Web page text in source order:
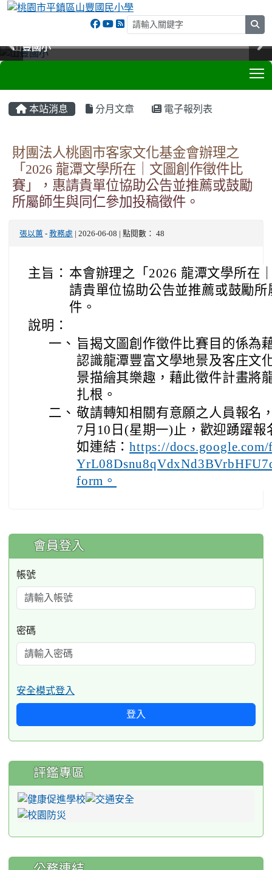
山豐國小
山豐國小
山豐國小
山豐國小
本站消息 分月文章 電子報列表
財團法人桃園市客家文化基金會辦理之
「2026 龍潭文學所在｜文圖創作徵件比
賽」，惠請貴單位協助公告並推薦或鼓勵
所屬師生與同仁參加投稿徵件。
張以蕙 - 教務處 | 2026-06-08 | 點閱數： 48
主旨： 本會辦理之「2026 龍潭文學所在
請貴單位協助公告並推薦或鼓勵
件。
說明：
一、 旨揭文圖創作徵件比賽目的係為
認識龍潭豐富文學地景及客庄文
景描繪其樂趣，藉此徵件計畫將
扎根。
二、 敬請轉知相關有意願之人員報名
7月10日(星期一)止，歡迎踴躍
如連結：https://
form。
:::
會員登入
帳號
密碼
安全模式登入
登入
評鑑專區